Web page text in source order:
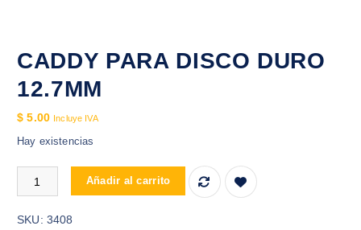
CADDY PARA DISCO DURO
12.7MM
$ 5.00 Incluye IVA
Hay existencias
CADDY PARA DISCO DURO 12.7MM cantidad
Añadir al carrito
SKU: 3408